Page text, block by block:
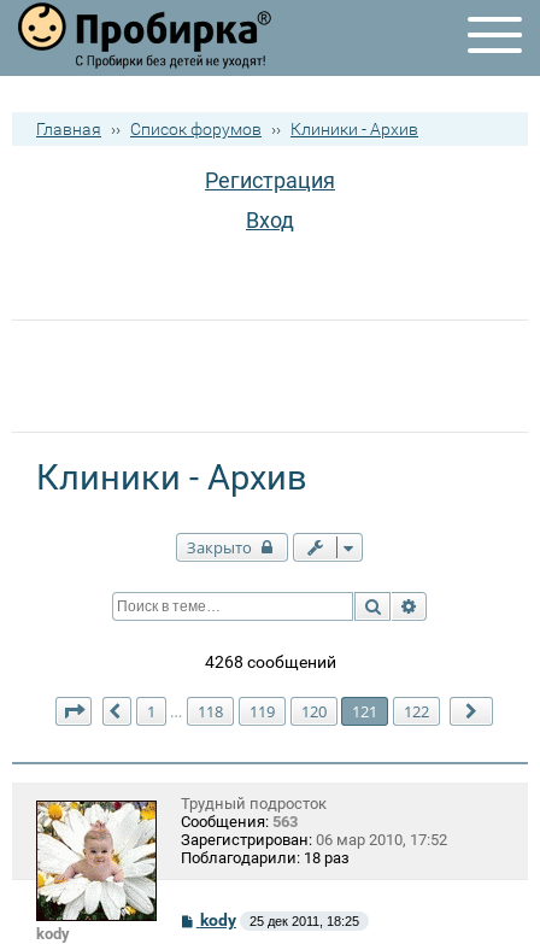
Главная ›› Список форумов ›› Клиники - Архив
Регистрация
Вход
Клиники - Архив
Закрыто
Поиск
4268 сообщений
Страница 121 из122
Пред.
1 … 118 119 120 121 122
kody
Трудный подросток
Сообщения: 563
Зарегистрирован: 06 мар 2010, 17:52
Поблагодарили: 18 раз
Сkody 25 дек 2011, 18:25